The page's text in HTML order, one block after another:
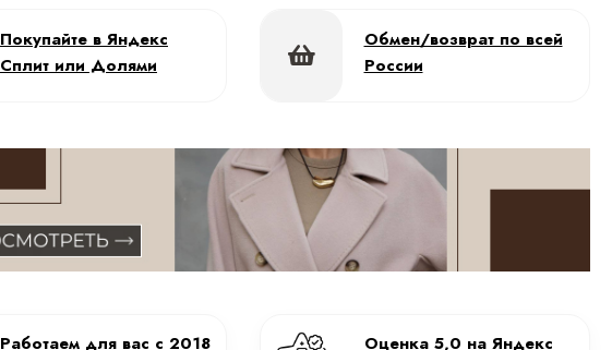
Покупайте в Яндекс
Сплит или Долями
Обмен/возврат по всей
России
Работаем для вас с 2018 Оценка 5,0 на Яндекс